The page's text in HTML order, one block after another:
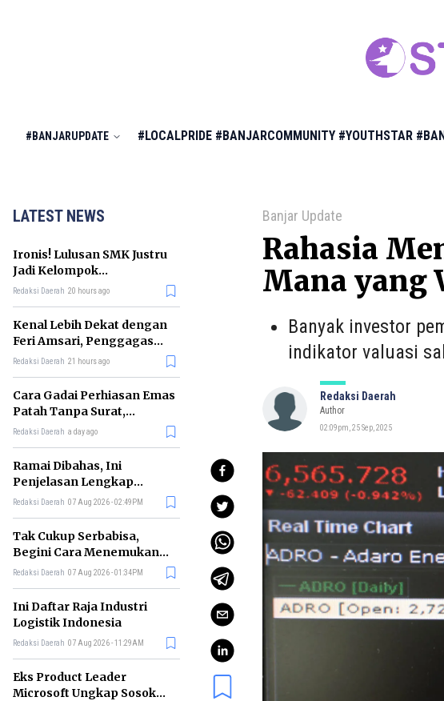
#BANJARUPDATE #LOCALPRIDE #BANJARCOMMUNITY #YOUTHSTAR
LATEST NEWS
Ironis! Lulusan SMK Justru
Jadi Kelompok
Pengangguran Terbanyak
Redaksi Daerah 20 hours ago
Kenal Lebih Dekat dengan
Feri Amsari, Penggagas
Kabinet Bayangan
Redaksi Daerah 21 hours ago
Cara Gadai Perhiasan Emas
Patah Tanpa Surat,
Ternyata Tetap Bisa!
Redaksi Daerah a day ago
Ramai Dibahas, Ini
Penjelasan Lengkap
tentang Konsep Kabinet
Redaksi Daerah 07 Aug 2026 - 02:49PM
Tak Cukup Serbabisa,
Begini Cara Menemukan
'Spike' agar CV Dilirik HR
Redaksi Daerah 07 Aug 2026 - 01:34PM
Ini Daftar Raja Industri
Logistik Indonesia
Redaksi Daerah 07 Aug 2026 - 11:29AM
Eks Product Leader
Microsoft Ungkap Sosok
Banjar Update
Rahasia
Mana yang
Banyak investor
indikator valuasi
Redaksi Daerah
Author
02:09pm, 25 Sep, 2025